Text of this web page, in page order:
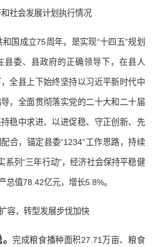
社会发展计划执行情况
国成立75周年，是实现“十四五”规划
县委、县政府的正确领导下，在县人
全县上下始终坚持以习近平新时代中
，全面贯彻落实党的二十大和二十届
稳中求进、以进促稳、守正创新、先
合，锚定县委“1234”工作思路，持续
系列“三年行动”，经济社会保持平稳健
总值78.42亿元，增长5.8%。
容，转型发展步伐加快
。完成粮食播种面积27.71万亩、粮食